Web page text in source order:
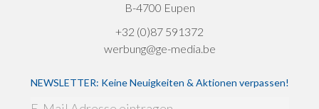
B-4700 Eupen
+32 (0)87 591372
werbung@ge-media.be
NEWSLETTER: Keine Neuigkeiten & Aktionen verpassen!